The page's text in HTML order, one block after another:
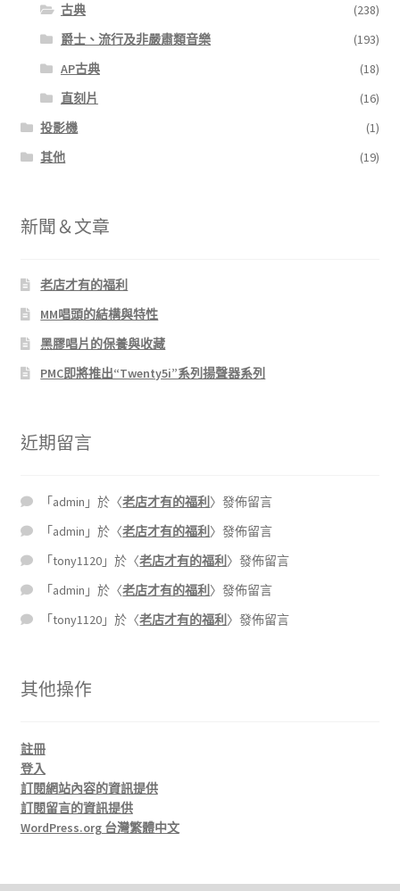
古典
(238)
爵士、流行及非嚴肅類音樂
(193)
AP古典
(18)
直刻片
(16)
投影機
(1)
其他
(19)
新聞＆文章
老店才有的福利
MM唱頭的結構與特性
黑膠唱片的保養與收藏
PMC即將推出“Twenty5i”系列揚聲器系列
近期留言
「admin 」於〈老店才有的福利 〉發佈留言
「admin 」於〈老店才有的福利 〉發佈留言
「tony1120 」於〈老店才有的福利 〉發佈留言
「admin 」於〈老店才有的福利 〉發佈留言
「tony1120 」於〈老店才有的福利 〉發佈留言
其他操作
註冊
登入
訂閱網站內容的資訊提供
訂閱留言的資訊提供
WordPress.org 台灣繁體中文